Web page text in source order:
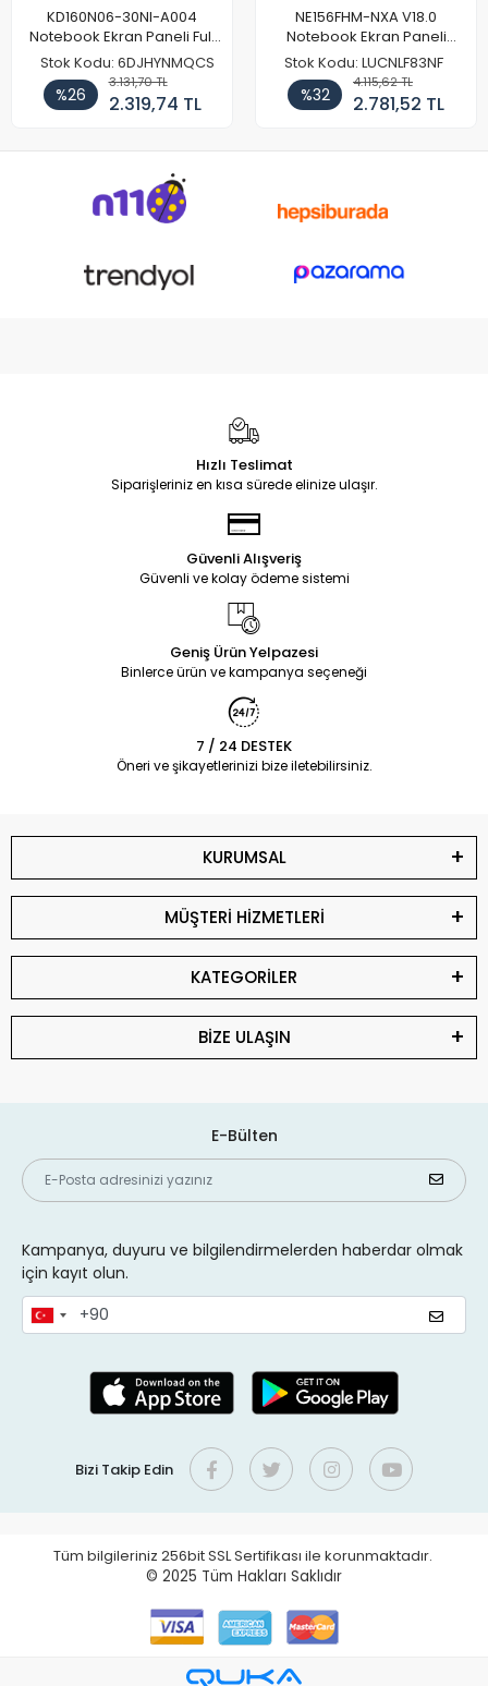
KD160N06-30NI-A004
Notebook Ekran Paneli Full
HD
Stok Kodu: 6DJHYNMQCS
%26
3.131,70 TL
2.319,74 TL
NE156FHM-NXA V18.0
Notebook Ekran Paneli
144Hz
Stok Kodu: LUCNLF83NF
%32
4.115,62 TL
2.781,52 TL
Hızlı Teslimat
Siparişleriniz en kısa sürede elinize ulaşır.
Güvenli Alışveriş
Güvenli ve kolay ödeme sistemi
Geniş Ürün Yelpazesi
Binlerce ürün ve kampanya seçeneği
7 / 24 DESTEK
Öneri ve şikayetlerinizi bize iletebilirsiniz.
KURUMSAL
MÜŞTERİ HİZMETLERİ
KATEGORİLER
BİZE ULAŞIN
E-Bülten
Kampanya, duyuru ve bilgilendirmelerden haberdar olmak
için kayıt olun.
Bizi Takip Edin
Tüm bilgileriniz 256bit SSL Sertifikası ile korunmaktadır.
© 2025 Tüm Hakları Saklıdır